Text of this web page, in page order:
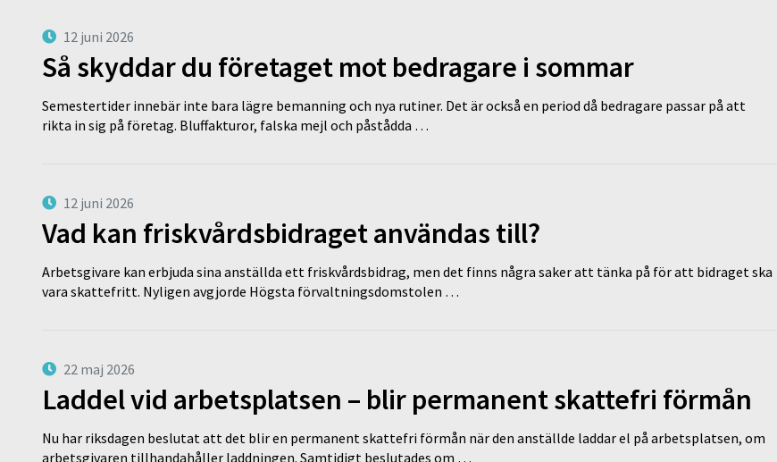
12 juni 2026
Så skyddar du företaget mot bedragare i sommar
Semestertider innebär inte bara lägre bemanning och nya rutiner. Det är också en period då bedragare passar på att
rikta in sig på företag. Bluffakturor, falska mejl och påstådda …
12 juni 2026
Vad kan friskvårdsbidraget användas till?
Arbetsgivare kan erbjuda sina anställda ett friskvårdsbidrag, men det finns några saker att tänka på för att bidraget ska
vara skattefritt. Nyligen avgjorde Högsta förvaltningsdomstolen …
22 maj 2026
Laddel vid arbetsplatsen – blir permanent skattefri förmån
Nu har riksdagen beslutat att det blir en permanent skattefri förmån när den anställde laddar el på arbetsplatsen, om
arbetsgivaren tillhandahåller laddningen. Samtidigt beslutades om …